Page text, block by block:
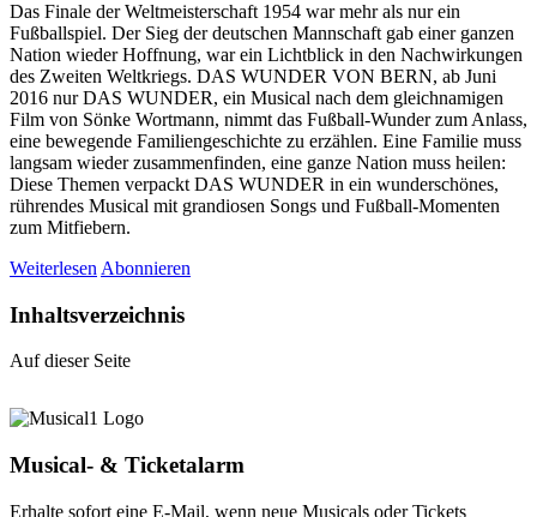
Das Finale der Weltmeisterschaft 1954 war mehr als nur ein
Fußballspiel. Der Sieg der deutschen Mannschaft gab einer ganzen
Nation wieder Hoffnung, war ein Lichtblick in den Nachwirkungen
des Zweiten Weltkriegs. DAS WUNDER VON BERN, ab Juni
2016 nur DAS WUNDER, ein Musical nach dem gleichnamigen
Film von Sönke Wortmann, nimmt das Fußball-Wunder zum Anlass,
eine bewegende Familiengeschichte zu erzählen. Eine Familie muss
langsam wieder zusammenfinden, eine ganze Nation muss heilen:
Diese Themen verpackt DAS WUNDER in ein wunderschönes,
rührendes Musical mit grandiosen Songs und Fußball-Momenten
zum Mitfiebern.
Weiterlesen Abonnieren
Inhaltsverzeichnis
Auf dieser Seite
Musical- & Ticketalarm
Erhalte sofort eine E-Mail, wenn neue Musicals oder Tickets